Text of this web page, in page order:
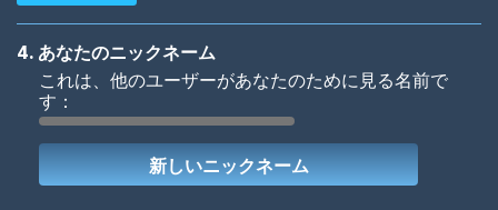
Woof
4. あなたのニックネーム
これは、他のユーザーがあなたのために見る名前で
す：